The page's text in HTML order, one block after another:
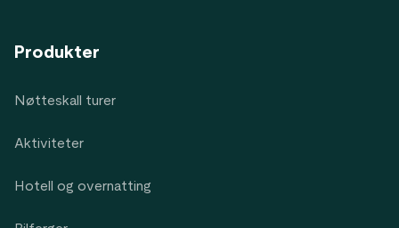
Produkter
Nøtteskall turer
Aktiviteter
Hotell og overnatting